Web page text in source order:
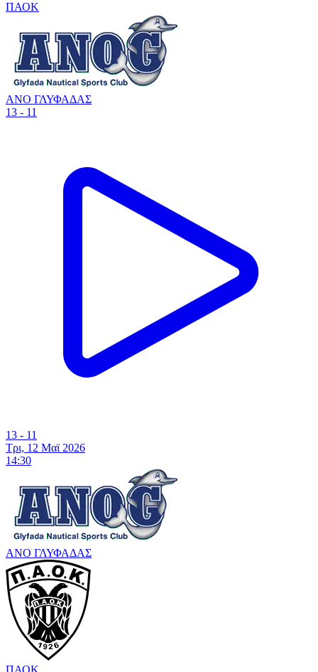
ΠΑΟΚ
ΑΝΟ ΓΛΥΦΑΔΑΣ
13 - 11
13 - 11
Τρι, 12 Μαϊ 2026
14:30
ΑΝΟ ΓΛΥΦΑΔΑΣ